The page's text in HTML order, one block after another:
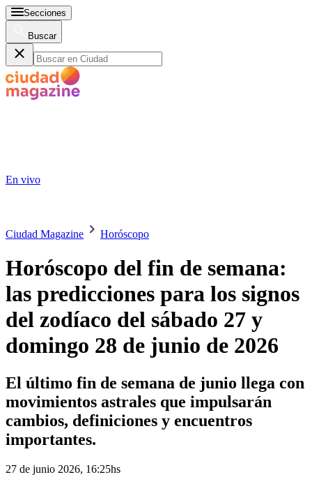
Secciones
Buscar
En vivo
Ciudad Magazine Horóscopo
Horóscopo del fin de semana:
las predicciones para los signos
del zodíaco del sábado 27 y
domingo 28 de junio de 2026
El último fin de semana de junio llega con
movimientos astrales que impulsarán
cambios, definiciones y encuentros
importantes.
27 de junio 2026, 16:25hs